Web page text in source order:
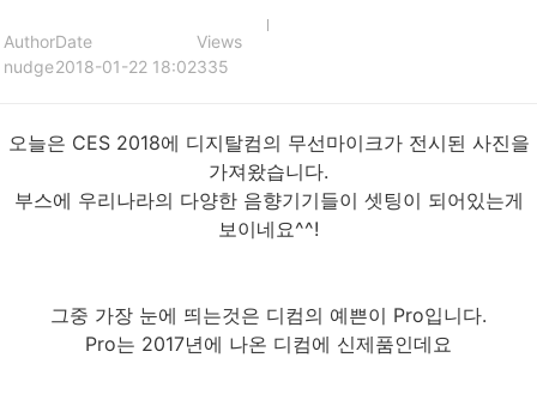
Author
nudge
Date
2018-01-22 18:02
Views
335
오늘은 CES 2018에 디지탈컴의 무선마이크가 전시된 사진을
가져왔습니다.
부스에 우리나라의 다양한 음향기기들이 셋팅이 되어있는게
보이네요^^!
그중 가장 눈에 띄는것은 디컴의 예쁜이 Pro입니다.
Pro는 2017년에 나온 디컴에 신제품인데요